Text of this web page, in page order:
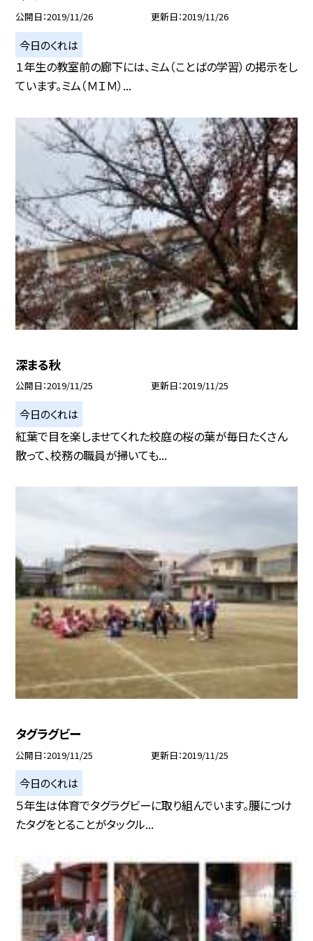
公開日 2019/11/26 更新日 2019/11/26
今日のくれは
１年生の教室前の廊下には、ミム（ことばの学習）の掲示をし
ています。ミム（ＭＩＭ）...
深まる秋
公開日 2019/11/25 更新日 2019/11/25
今日のくれは
紅葉で目を楽しませてくれた校庭の桜の葉が毎日たくさん
散って、校務の職員が掃いても...
タグラグビー
公開日 2019/11/25 更新日 2019/11/25
今日のくれは
５年生は体育でタグラグビーに取り組んでいます。腰につけ
たタグをとることがタックル...